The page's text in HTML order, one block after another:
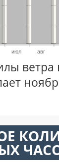
июл авг
ветра